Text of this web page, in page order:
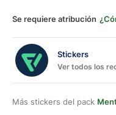
Se requiere atribución
Stickers
Ver todos los
Más stickers del pack